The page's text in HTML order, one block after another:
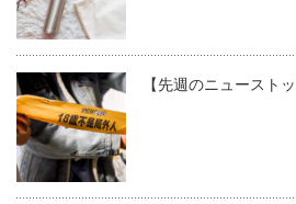
【先週のニューストッ